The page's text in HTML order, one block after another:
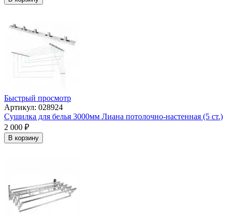
Быстрый просмотр
Артикул: 028924
Сушилка для белья 3000мм Лиана потолочно-настенная (5 ст.)
2 000 ₽
В корзину